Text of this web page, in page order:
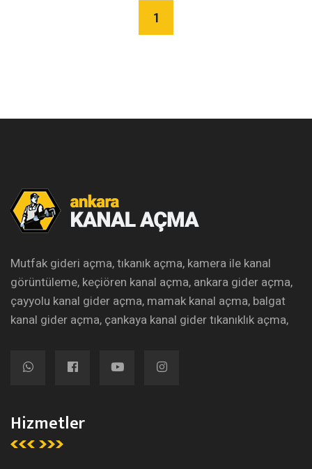
1
Mutfak gideri açma, tıkanık açma, kamera ile kanal
görüntüleme, keçiören kanal açma, ankara gider açma,
çayyolu kanal gider açma, mamak kanal açma, balgat
kanal gider açma, çankaya kanal gider tıkanıklık açma,
Hizmetler